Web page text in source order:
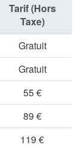
Tarif (Hors
Taxe)
Gratuit
Gratuit
55 €
89 €
119 €